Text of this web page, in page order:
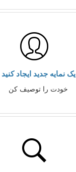
یک نمایه جدید ایجاد کنید
خودت را توصیف کن